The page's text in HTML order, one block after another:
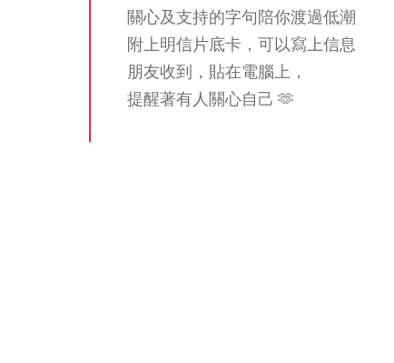
關心及支持的字句陪你渡過低潮
附上明信片底卡，可以寫上信息
朋友收到，貼在電腦上，
提醒著有人關心自己 🫶